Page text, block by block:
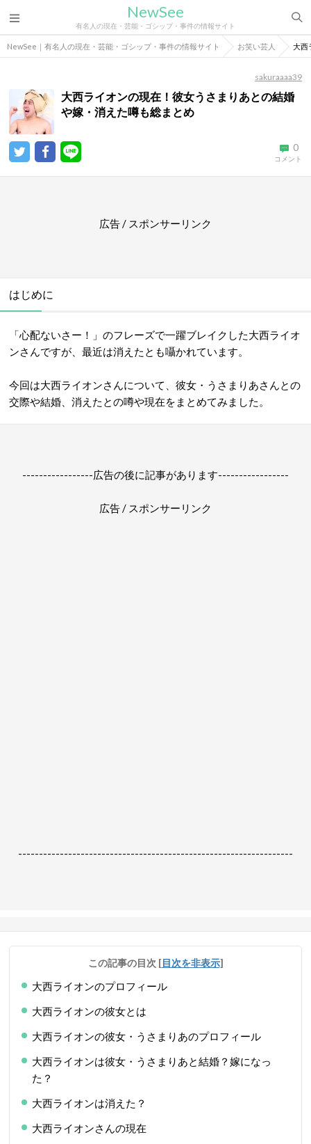
NewSee
有名人の現在・芸能・ゴシップ・事件の情報サイト
NewSee｜有名人の現在・芸能・ゴシップ・事件の情報サイト お笑い芸人 大西
sakuraaaa39
大西ライオンの現在！彼女うさまりあとの結婚
や嫁・消えた噂も総まとめ
0
コメント
広告 / スポンサーリンク
はじめに
「心配ないさー！」のフレーズで一躍ブレイクした大西ライオ
ンさんですが、最近は消えたとも囁かれています。
今回は大西ライオンさんについて、彼女・うさまりあさんとの
交際や結婚、消えたとの噂や現在をまとめてみました。
-----------------広告の後に記事があります-----------------
広告 / スポンサーリンク
------------------------------------------------------------------
この記事の目次 [目次を非表示]
大西ライオンのプロフィール
大西ライオンの彼女とは
大西ライオンの彼女・うさまりあのプロフィール
大西ライオンは彼女・うさまりあと結婚？嫁になっ
た？
大西ライオンは消えた？
大西ライオンさんの現在